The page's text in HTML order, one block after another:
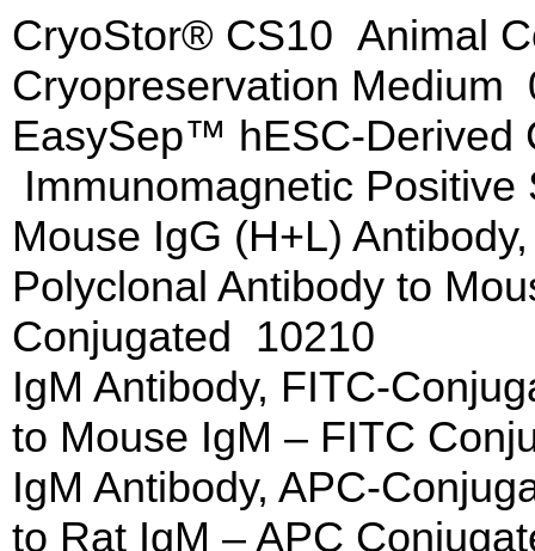
CryoStor® CS10 Animal
Cryopreservation Medium
EasySep™ hESC-Derived
Immunomagnetic
Mouse IgG (H+L)
Polyclonal Antibody to
Conjugated 10210
IgM Antibody, FITC-
to Mouse IgM – FITC
IgM Antibody, APC-
to Rat IgM – APC